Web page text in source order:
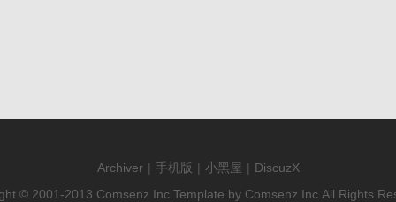
Archiver | 手机版 | 小黑屋 | DiscuzX
© 2001-2013 Comsenz Inc. Template by Comsenz Inc. All Rights